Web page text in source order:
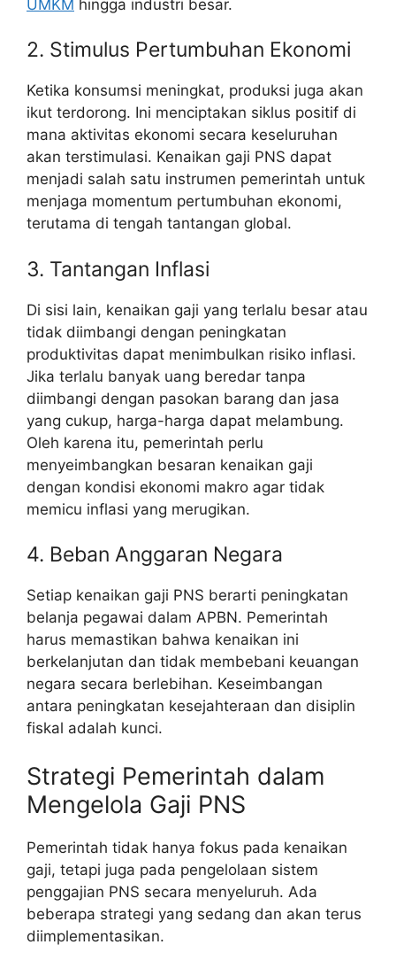
UMKM hingga industri besar.
2. Stimulus Pertumbuhan Ekonomi
Ketika konsumsi meningkat, produksi juga akan
ikut terdorong. Ini menciptakan siklus positif di
mana aktivitas ekonomi secara keseluruhan
akan terstimulasi. Kenaikan gaji PNS dapat
menjadi salah satu instrumen pemerintah untuk
menjaga momentum pertumbuhan ekonomi,
terutama di tengah tantangan global.
3. Tantangan Inflasi
Di sisi lain, kenaikan gaji yang terlalu besar atau
tidak diimbangi dengan peningkatan
produktivitas dapat menimbulkan risiko inflasi.
Jika terlalu banyak uang beredar tanpa
diimbangi dengan pasokan barang dan jasa
yang cukup, harga-harga dapat melambung.
Oleh karena itu, pemerintah perlu
menyeimbangkan besaran kenaikan gaji
dengan kondisi ekonomi makro agar tidak
memicu inflasi yang merugikan.
4. Beban Anggaran Negara
Setiap kenaikan gaji PNS berarti peningkatan
belanja pegawai dalam APBN. Pemerintah
harus memastikan bahwa kenaikan ini
berkelanjutan dan tidak membebani keuangan
negara secara berlebihan. Keseimbangan
antara peningkatan kesejahteraan dan disiplin
fiskal adalah kunci.
Strategi Pemerintah dalam
Mengelola Gaji PNS
Pemerintah tidak hanya fokus pada kenaikan
gaji, tetapi juga pada pengelolaan sistem
penggajian PNS secara menyeluruh. Ada
beberapa strategi yang sedang dan akan terus
diimplementasikan.